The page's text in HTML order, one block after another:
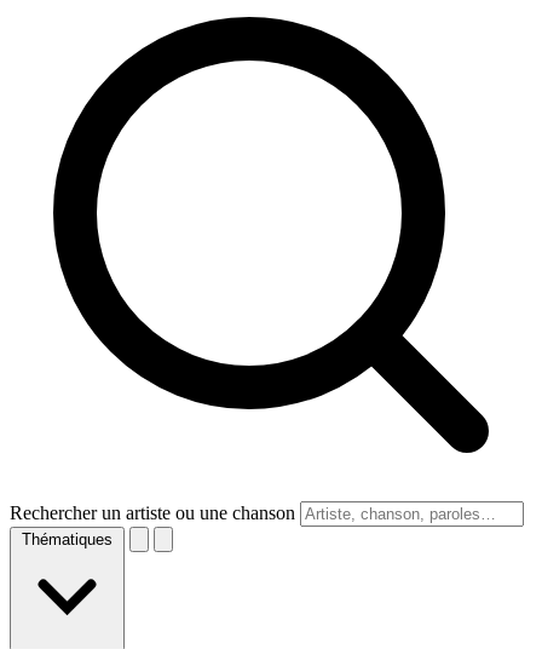
Rechercher un artiste ou une chanson
Thématiques